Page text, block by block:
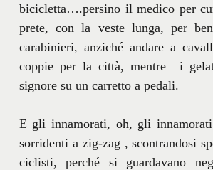
bicicletta….persino il medico per
prete, con la veste lunga, per
carabinieri, anziché andare a
coppie per la città, mentre i
signore su un carretto a pedali.
E gli innamorati, oh, gli
sorridenti a zig-zag , scontrandosi
ciclisti, perché si guardavano